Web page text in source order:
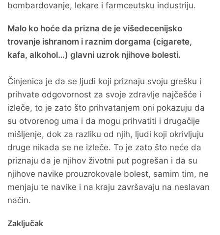
bombardovanje, lekare i farmceutsku industriju.
Malo ko hoće da prizna de je višedecenijsko
trovanje ishranom i raznim dorgama (cigarete,
kafa, alkohol…) glavni uzrok njihove bolesti.
Činjenica je da se ljudi koji priznaju svoju grešku i
prihvate odgovornost za svoje zdravlje najčešće i
izleče, to je zato što prihvatanjem oni pokazuju da
su otvorenog uma i da mogu prihvatiti i drugačije
mišljenje, dok za razliku od njih, ljudi koji okrivljuju
druge nikada se ne izleče. To je zato što neće da
priznaju da je njihov životni put pogrešan i da su
njihove navike prouzrokovale bolest, samim tim, ne
menjaju te navike i na kraju završavaju na neslavan
način.
Zaključak